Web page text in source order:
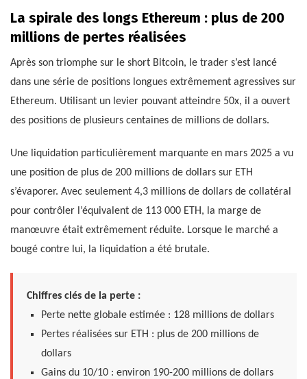
La spirale des longs Ethereum : plus de 200
millions de pertes réalisées
Après son triomphe sur le short Bitcoin, le trader s’est lancé
dans une série de positions longues extrêmement agressives sur
Ethereum. Utilisant un levier pouvant atteindre 50x, il a ouvert
des positions de plusieurs centaines de millions de dollars.
Une liquidation particulièrement marquante en mars 2025 a vu
une position de plus de 200 millions de dollars sur ETH
s’évaporer. Avec seulement 4,3 millions de dollars de collatéral
pour contrôler l’équivalent de 113 000 ETH, la marge de
manœuvre était extrêmement réduite. Lorsque le marché a
bougé contre lui, la liquidation a été brutale.
Chiffres clés de la perte :
Perte nette globale estimée : 128 millions de dollars
Pertes réalisées sur ETH : plus de 200 millions de
dollars
Gains du 10/10 : environ 190-200 millions de dollars